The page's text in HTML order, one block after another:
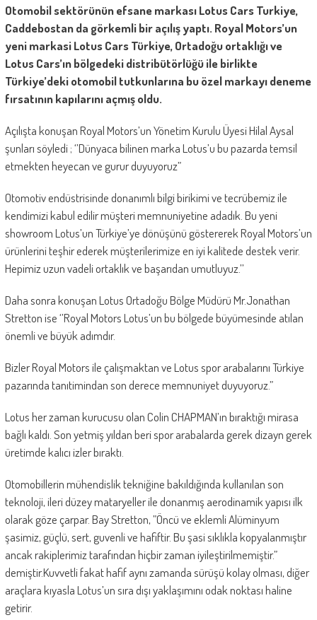
Otomobil sektörünün efsane markası Lotus Cars Turkiye,
Caddebostan da görkemli bir açılış yaptı. Royal Motors’un
yeni markasi Lotus Cars Türkiye, Ortadoğu ortaklığı ve
Lotus Cars’ın bölgedeki distribütörlüğü ile birlikte
Türkiye’deki otomobil tutkunlarına bu özel markayı deneme
fırsatının kapılarını açmış oldu.
Açılışta konuşan Royal Motors’un Yönetim Kurulu Üyesi Hilal Aysal
şunları söyledi ; ‘’Dünyaca bilinen marka Lotus’u bu pazarda temsil
etmekten heyecan ve gurur duyuyoruz”
Otomotiv endüstrisinde donanımlı bilgi birikimi ve tecrübemiz ile
kendimizi kabul edilir müşteri memnuniyetine adadık. Bu yeni
showroom Lotus’un Türkiye’ye dönüşünü göstererek Royal Motors’un
ürünlerini teşhir ederek müşterilerimize en iyi kalitede destek verir.
Hepimiz uzun vadeli ortaklık ve başarıdan umutluyuz.’’
Daha sonra konuşan Lotus Ortadoğu Bölge Müdürü Mr.Jonathan
Stretton ise ‘’Royal Motors Lotus’un bu bölgede büyümesinde atılan
önemli ve büyük adımdır.
Bizler Royal Motors ile çalışmaktan ve Lotus spor arabalarını Türkiye
pazarında tanıtimindan son derece memnuniyet duyuyoruz.”
Lotus her zaman kurucusu olan Colin CHAPMAN’ın bıraktığı mirasa
bağlı kaldı. Son yetmiş yıldan beri spor arabalarda gerek dizayn gerek
üretimde kalıcı izler bıraktı.
Otomobillerin mühendislik tekniğine bakıldığında kullanılan son
teknoloji, ileri düzey mataryeller ile donanmış aerodinamik yapısı ilk
olarak göze çarpar. Bay Stretton, ”Öncü ve eklemli Alüminyum
şasimiz, güçlü, sert, guvenli ve hafiftir. Bu şasi sıklıkla kopyalanmıştır
ancak rakiplerimiz tarafından hiçbir zaman iyileştirilmemiştir.”
demiştir.Kuvvetli fakat hafif aynı zamanda sürüşü kolay olması, diğer
araçlara kıyasla Lotus’un sıra dışı yaklaşımını odak noktası haline
getirir.